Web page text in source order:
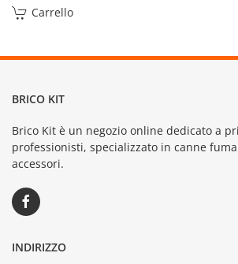
Carrello
BRICO KIT
Brico Kit è un negozio online dedicato a
professionisti, specializzato in canne
accessori.
INDIRIZZO